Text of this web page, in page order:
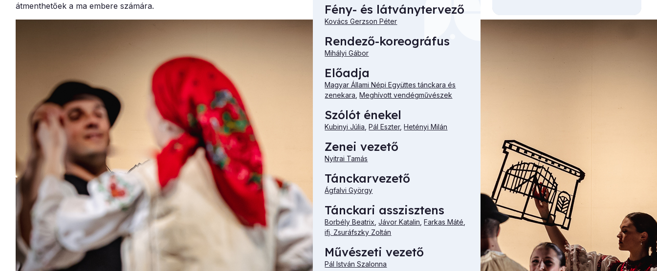
átmenthetőek a ma embere számára.
Fény- és látványtervező
Kovács Gerzson Péter
Rendező-koreográfus
Mihályi Gábor
Előadja
Magyar Állami Népi Együttes tánckara és
zenekara ,Meghívott vendégművészek
Szólót énekel
Kubinyi Júlia ,Pál Eszter,Hetényi Milán
Zenei vezető
Nyitrai Tamás
Tánckarvezető
Ágfalvi György
Tánckari asszisztens
Borbély Beatrix ,Jávor Katalin ,Farkas Máté
ifj. Zsuráfszky Zoltán
Művészeti vezető
Pál István Szalonna